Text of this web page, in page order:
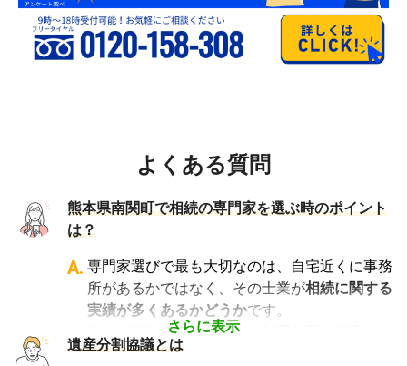
よくある質問
熊本県南関町で相続の専門家を選ぶ時のポイント
は？
さらに表示
A. 専門家選びで最も大切なのは、自宅近くに事務
所があるかではなく、その士業が相続に関する
実績が多くあるかどうかです。
例えば行政書士といっても対応分野は幅広く、
法人設立や許認可申請など法人業務を中心に行
遺産分割協議とは